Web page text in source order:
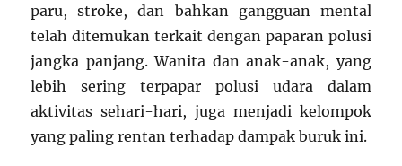
paru, stroke, dan bahkan gangguan mental
telah ditemukan terkait dengan paparan polusi
jangka panjang. Wanita dan anak-anak, yang
lebih sering terpapar polusi udara dalam
aktivitas sehari-hari, juga menjadi kelompok
yang paling rentan terhadap dampak buruk ini.